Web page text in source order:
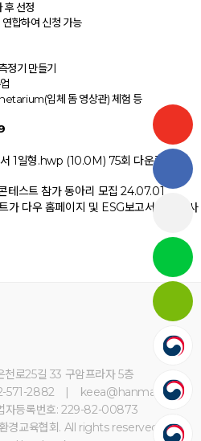
선정
합하여 신청 가능
정기 만들기
입체 돔 영상관) 체험 등
1일형.hwp (10.0M) 75회 다운로드 |
테스트 참가 동아리 모집 24.07.01
가 다우 홈페이지 및 ESG보고서에 우수사
천로25길 33 구암프라자 5층
571-2882 | keea@hanmail.net
등록번호: 229-82-00873
교육협회. All rights reserved.